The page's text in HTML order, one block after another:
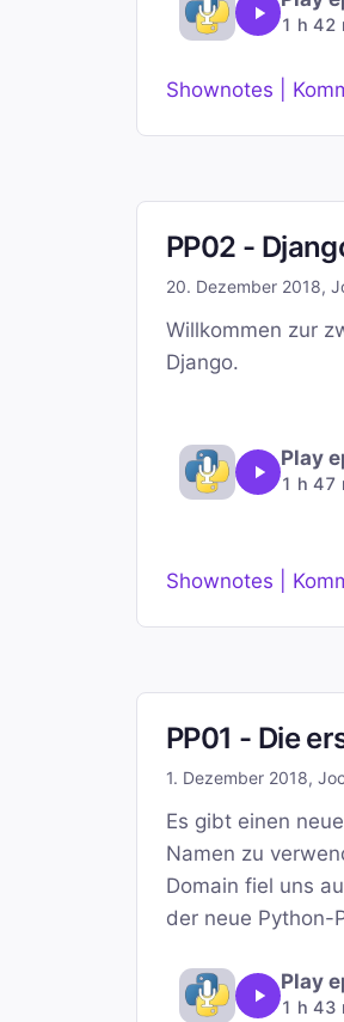
1 h 42
Shownotes |
PP02 -
20. Dezember 2018,
Willkommen zur
Django.
Play
1 h 47
Shownotes |
PP01 - Die
1. Dezember 2018,
Es gibt einen
Namen zu
Domain fiel uns
der neue Python-
Play
1 h 43